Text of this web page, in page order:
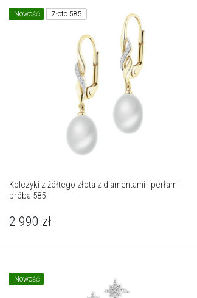
Nowość Złoto 585
Kolczyki z żółtego złota z diamentami i perłami -
próba 585
2 990 zł
Nowość